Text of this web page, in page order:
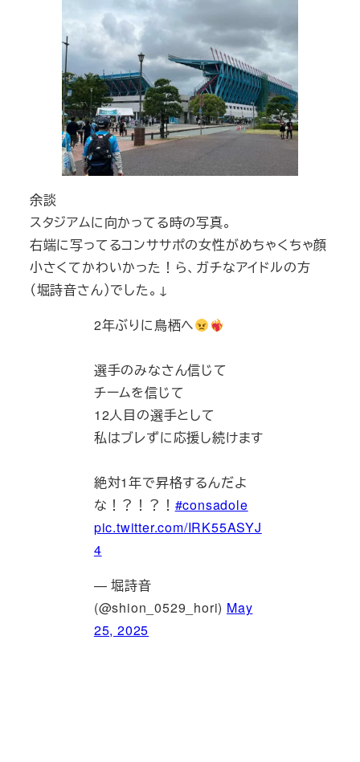
余談
スタジアムに向かってる時の写真。
右端に写ってるコンササポの女性がめちゃくちゃ顔
小さくてかわいかった！ら、ガチなアイドルの方
（堀詩音さん）でした。↓
2年ぶりに鳥栖へ
選手のみなさん信じて
チームを信じて
12人目の選手として
私はブレずに応援し続けます
絶対1年で昇格するんだよ
な！？！？！ #consadole
pic.twitter.com/IRK55ASYJ
4
— 堀詩音
(@shion_0529_hori) May
25, 2025